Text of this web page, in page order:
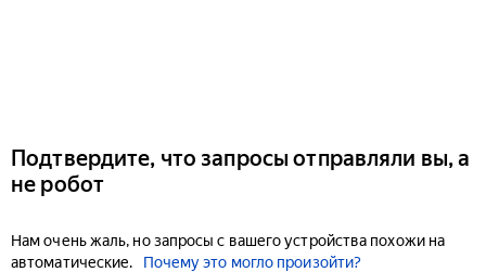
Подтвердите, что запросы отправляли вы, а
не робот
Нам очень жаль, но запросы с вашего устройства похожи на
автоматические.
Почему это могло произойти?